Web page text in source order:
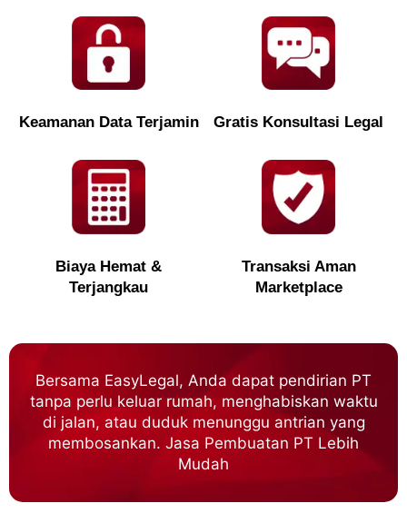
Keamanan Data Terjamin Gratis Konsultasi Legal
Biaya Hemat &
Terjangkau
Transaksi Aman
Marketplace
Bersama EasyLegal, Anda dapat pendirian PT
tanpa perlu keluar rumah, menghabiskan waktu
di jalan, atau duduk menunggu antrian yang
membosankan. Jasa Pembuatan PT Lebih
Mudah